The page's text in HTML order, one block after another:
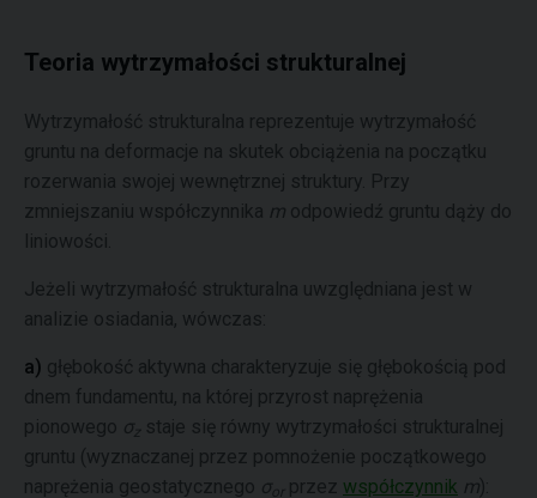
Teoria wytrzymałości strukturalnej
Wytrzymałość strukturalna reprezentuje wytrzymałość
gruntu na deformacje na skutek obciążenia na początku
rozerwania swojej wewnętrznej struktury. Przy
zmniejszaniu współczynnika m odpowiedź gruntu dąży do
liniowości.
Jeżeli wytrzymałość strukturalna uwzględniana jest w
analizie osiadania, wówczas:
a) głębokość aktywna charakteryzuje się głębokością pod
dnem fundamentu, na której przyrost naprężenia
pionowego σz staje się równy wytrzymałości strukturalnej
gruntu (wyznaczanej przez pomnożenie początkowego
naprężenia geostatycznego σ or przez współczynnik m):